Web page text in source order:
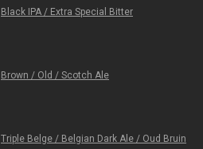
Black IPA / Extra Special Bitter
Brown / Old / Scotch Ale
Triple Belge / Belgian Dark Ale / Oud Bruin